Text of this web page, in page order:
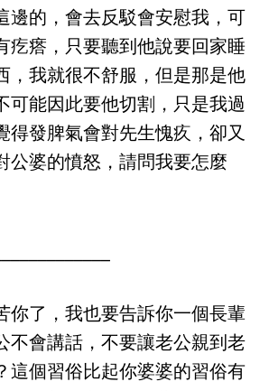
邊的，會去反駁會安慰我，可
疙瘩，只要聽到他說要回家睡
，我就很不舒服，但是那是他
可能因此要他切割，只是我過
得發脾氣會對先生愧疚，卻又
公婆的憤怒，請問我要怎麼
你了，我也要告訴你一個長輩
不會講話，不要讓老公親到老
這個習俗比起你婆婆的習俗有